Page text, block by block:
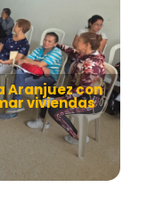
Aranjuez con
viviendas